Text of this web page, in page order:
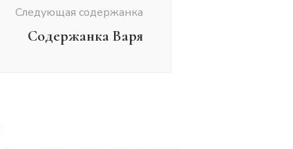
Следующая содержанка
Содержанка Варя